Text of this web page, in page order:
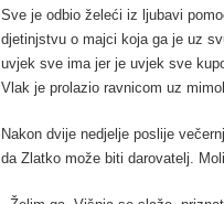
Sve je odbio želeći iz ljubavi
djetinjstvu o majci koja ga je uz
uvjek sve ima jer je uvjek sve
Vlak je prolazio ravnicom uz
Nakon dvije nedjelje poslije
da Zlatko može biti darovatelj.